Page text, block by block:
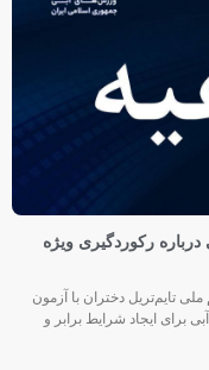
رکوردگیری ویژه
تایم‌تریل دختران با آزمون
ایجاد شرایط برابر و